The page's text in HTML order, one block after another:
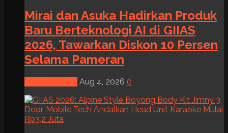
Mirai dan Asuka Hadirkan Produk
Baru Berteknologi AI di GIIAS
2026, Tawarkan Diskon 10 Persen
Selama Pameran
Aug 4, 2026 0